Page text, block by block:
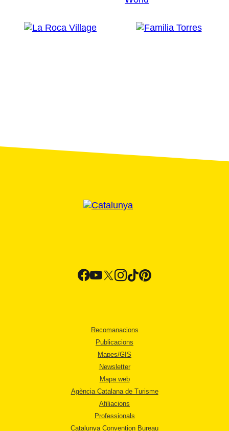
Recomanacions
Publicacions
Mapes/GIS
Newsletter
Mapa web
Agència Catalana de Turisme
Afiliacions
Professionals
Catalunya Convention Bureau